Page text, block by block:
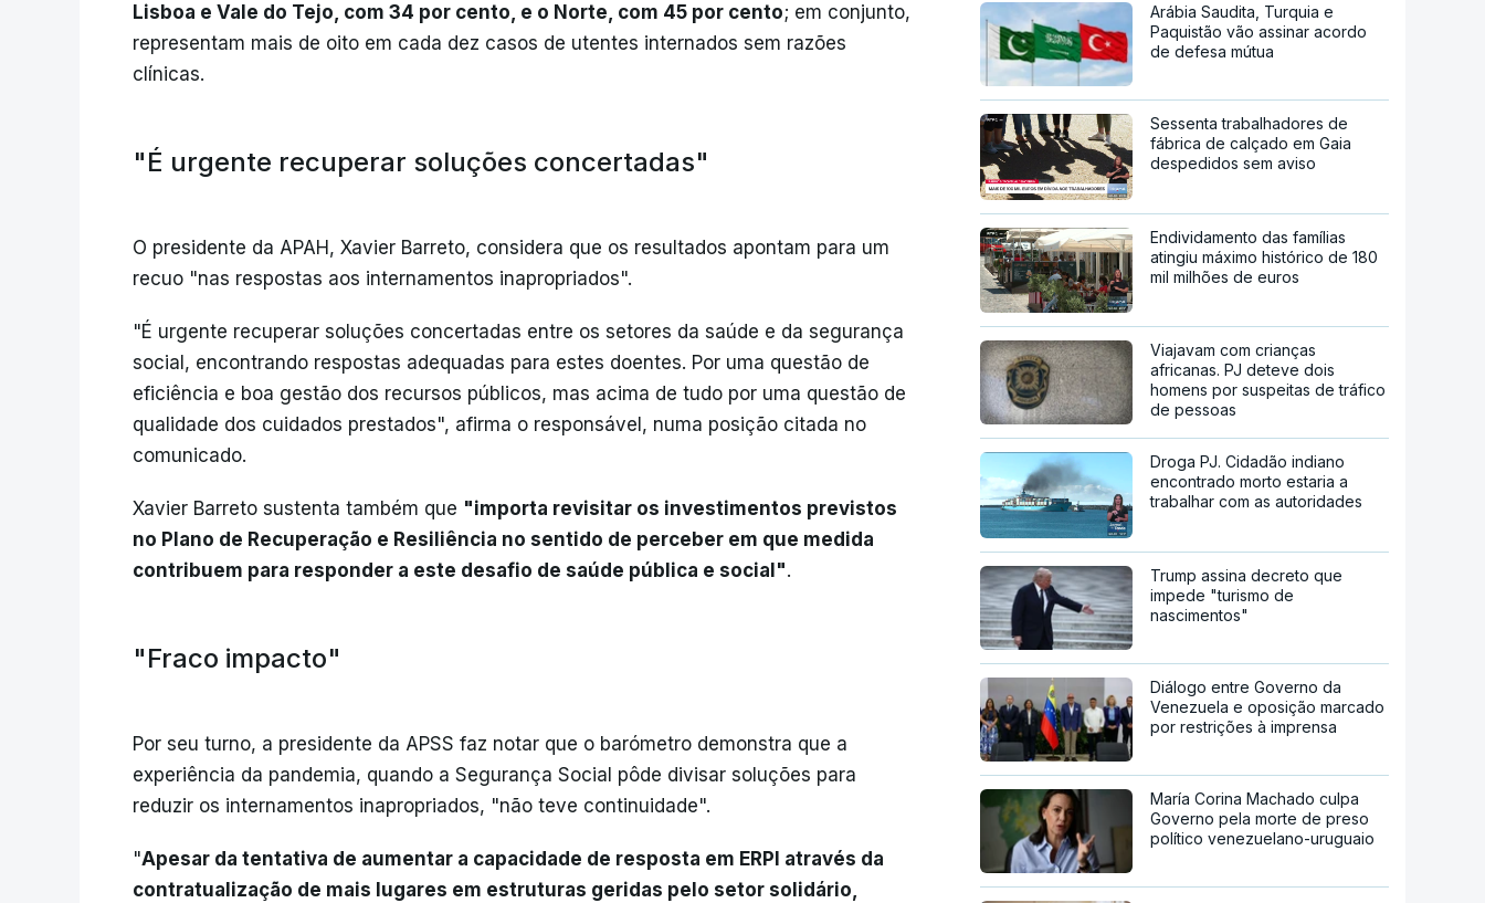
Lisboa e Vale do Tejo, com 34 por cento, e o Norte, com 45 por cento; em conjunto,
representam mais de oito em cada dez casos de utentes internados sem razões
clínicas.
"É urgente recuperar soluções concertadas"
O presidente da APAH, Xavier Barreto, considera que os resultados apontam para um
recuo "nas respostas aos internamentos inapropriados".
"É urgente recuperar soluções concertadas entre os setores da saúde e da segurança
social, encontrando respostas adequadas para estes doentes. Por uma questão de
eficiência e boa gestão dos recursos públicos, mas acima de tudo por uma questão de
qualidade dos cuidados prestados", afirma o responsável, numa posição citada no
comunicado.
Xavier Barreto sustenta também que "importa revisitar os investimentos previstos
no Plano de Recuperação e Resiliência no sentido de perceber em que medida
contribuem para responder a este desafio de saúde pública e social".
"Fraco impacto"
Por seu turno, a presidente da APSS faz notar que o barómetro demonstra que a
experiência da pandemia, quando a Segurança Social pôde divisar soluções para
reduzir os internamentos inapropriados, "não teve continuidade".
"Apesar da tentativa de aumentar a capacidade de resposta em ERPI através da
contratualização de mais lugares em estruturas geridas pelo setor solidário,
Arábia Saudita, Turquia e
Paquistão vão assinar acordo
de defesa mútua
Sessenta trabalhadores de
fábrica de calçado em Gaia
despedidos sem aviso
Endividamento das famílias
atingiu máximo histórico de 180
mil milhões de euros
Viajavam com crianças
africanas. PJ deteve dois
homens por suspeitas de tráfico
de pessoas
Droga PJ. Cidadão indiano
encontrado morto estaria a
trabalhar com as autoridades
Trump assina decreto que
impede "turismo de
nascimentos"
Diálogo entre Governo da
Venezuela e oposição marcado
por restrições à imprensa
María Corina Machado culpa
Governo pela morte de preso
político venezuelano-uruguaio